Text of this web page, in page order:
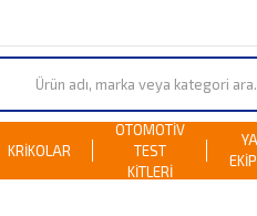
KRİKOLAR
OTOMOTİV
TEST
KİTLERİ